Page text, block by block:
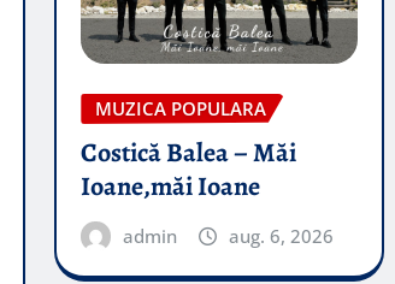
MUZICA POPULARA
Costică Balea – Măi
Ioane,măi Ioane
admin aug. 6, 2026